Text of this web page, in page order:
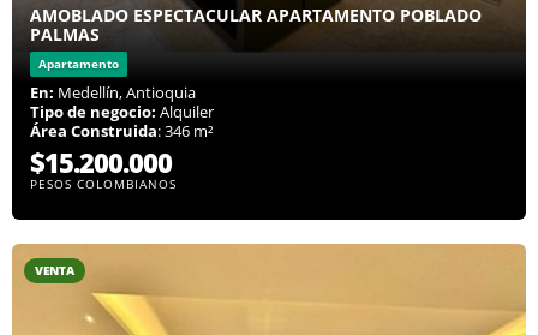
AMOBLADO ESPECTACULAR APARTAMENTO POBLADO
PALMAS
Apartamento
En: Medellín, Antioquia
Tipo de negocio: Alquiler
Área Construida: 346 m²
$15.200.000
PESOS COLOMBIANOS
VENTA